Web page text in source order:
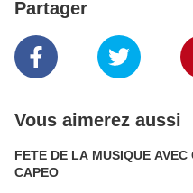
Partager
Vous aimerez aussi
FETE DE LA MUSIQUE AVEC
CAPEO